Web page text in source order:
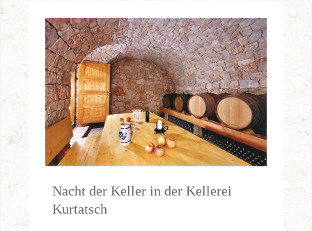
Nacht der Keller in der Kellerei
Kurtatsch